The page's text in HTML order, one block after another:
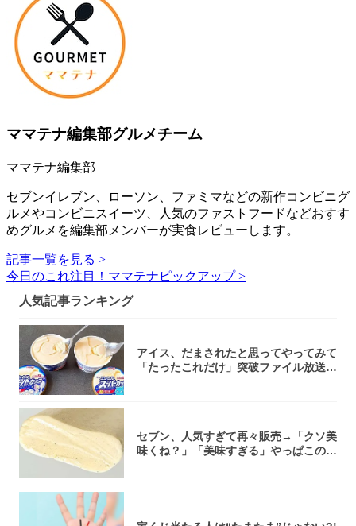
ママテナ編集部グルメチーム
ママテナ編集部
セブンイレブン、ローソン、ファミマなどの新作コンビニグ
ルメやコンビニスイーツ、人気のファストフードなどおすす
めグルメを編集部メンバーが実食レビューします。
記事一覧を見る >
今日のこれ注目！ママテナピックアップ >
人気記事ランキング
アイス、だまされたと思ってやってみて
「たったこれだけ」突破ファイル放送で
セブン、人気すぎて再々販売→「クソ美
味くね？」「美味すぎる」やっぱこのク